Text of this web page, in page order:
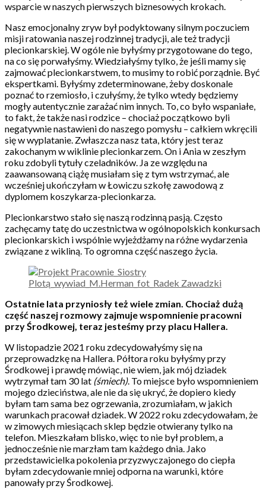
wsparcie w naszych pierwszych biznesowych krokach.
Nasz emocjonalny zryw był podyktowany silnym poczuciem
misji ratowania naszej rodzinnej tradycji, ale też tradycji
plecionkarskiej. W ogóle nie byłyśmy przygotowane do tego,
na co się porwałyśmy. Wiedziałyśmy tylko, że jeśli mamy się
zajmować plecionkarstwem, to musimy to robić porządnie. Być
ekspertkami. Byłyśmy zdeterminowane, żeby doskonale
poznać to rzemiosło, i czułyśmy, że tylko wtedy będziemy
mogły autentycznie zarażać nim innych. To, co było wspaniałe,
to fakt, że także nasi rodzice – chociaż początkowo byli
negatywnie nastawieni do naszego pomysłu – całkiem wkręcili
się w wyplatanie. Zwłaszcza nasz tata, który jest teraz
zakochanym w wiklinie plecionkarzem. On i Ania w zeszłym
roku zdobyli tytuły czeladników. Ja ze względu na
zaawansowaną ciążę musiałam się z tym wstrzymać, ale
wcześniej ukończyłam w Łowiczu szkołę zawodową z
dyplomem koszykarza-plecionkarza.
Plecionkarstwo stało się naszą rodzinną pasją. Często
zachęcamy tatę do uczestnictwa w ogólnopolskich konkursach
plecionkarskich i wspólnie wyjeżdżamy na różne wydarzenia
związane z wikliną. To ogromna część naszego życia.
Ostatnie lata przyniosły też wiele zmian. Chociaż dużą
część naszej rozmowy zajmuje wspomnienie pracowni
przy Środkowej, teraz jesteśmy przy placu Hallera.
W listopadzie 2021 roku zdecydowałyśmy się na
przeprowadzkę na Hallera. Półtora roku byłyśmy przy
Środkowej i prawdę mówiąc, nie wiem, jak mój dziadek
wytrzymał tam 30 lat (śmiech). To miejsce było wspomnieniem
mojego dzieciństwa, ale nie da się ukryć, że dopiero kiedy
byłam tam sama bez ogrzewania, zrozumiałam, w jakich
warunkach pracował dziadek. W 2022 roku zdecydowałam, że
w zimowych miesiącach sklep będzie otwierany tylko na
telefon. Mieszkałam blisko, więc to nie był problem, a
jednocześnie nie marzłam tam każdego dnia. Jako
przedstawicielka pokolenia przyzwyczajonego do ciepła
byłam zdecydowanie mniej odporna na warunki, które
panowały przy Środkowej.